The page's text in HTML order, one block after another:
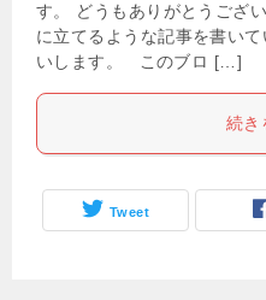
す。 どうもありがとうござ
に立てるような記事を書い
いします。 このブロ […]
続き
Tweet